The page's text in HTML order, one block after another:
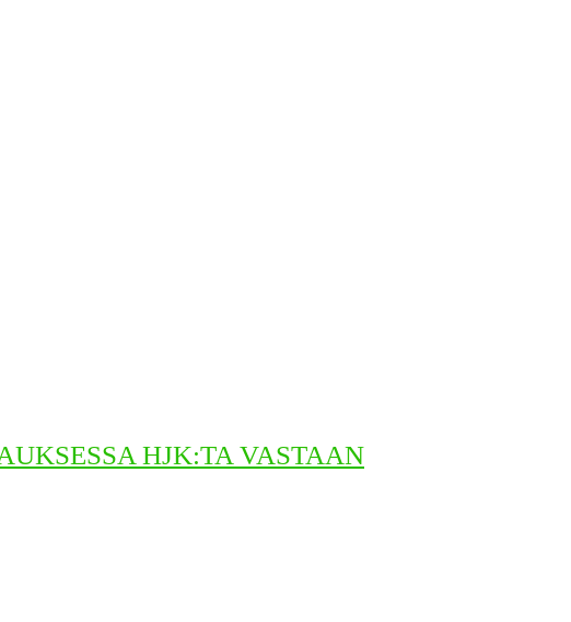
HJK:TA VASTAAN